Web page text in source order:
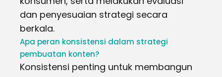
dan penyesuaian strategi secara
berkala.
Apa peran konsistensi dalam strategi
pembuatan konten?
Konsistensi penting untuk membangun